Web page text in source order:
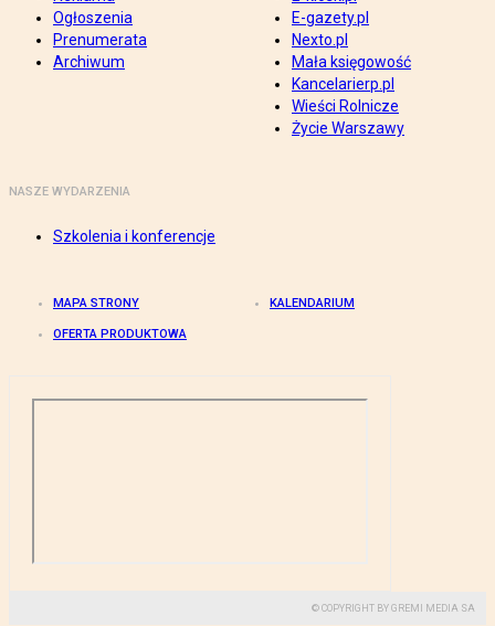
Ogłoszenia
Prenumerata
Archiwum
E-gazety.pl
Nexto.pl
Mała księgowość
Kancelarierp.pl
Wieści Rolnicze
Życie Warszawy
NASZE WYDARZENIA
Szkolenia i konferencje
MAPA STRONY KALENDARIUM
OFERTA PRODUKTOWA
© COPYRIGHT BY GREMI MEDIA SA